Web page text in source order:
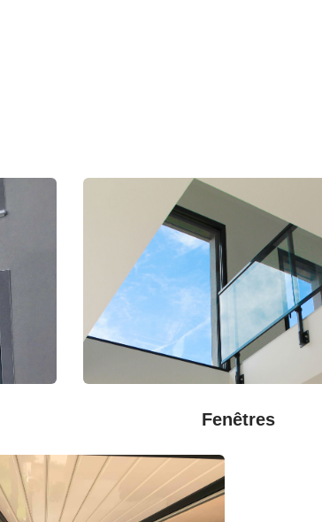
Fenêtres